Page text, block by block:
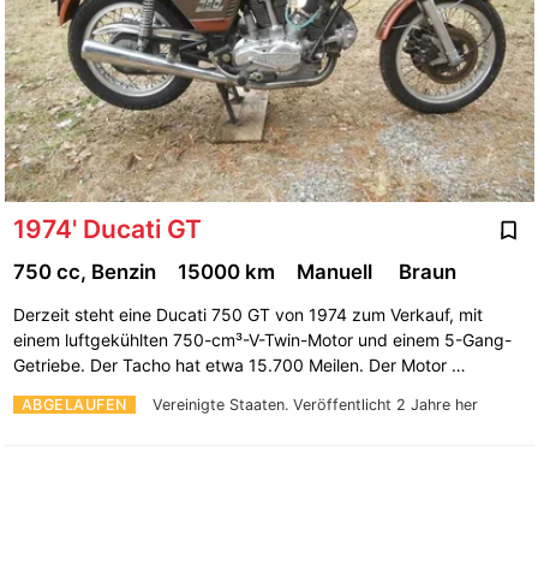
1974' Ducati GT
ABGELAUFEN Vereinigte Staaten. Veröffentlicht 2 Jahre her
750 cc, Benzin 15000 km Manuell Braun
Derzeit steht eine Ducati 750 GT von 1974 zum Verkauf, mit
einem luftgekühlten 750-cm³-V-Twin-Motor und einem 5-Gang-
Getriebe. Der Tacho hat etwa 15.700 Meilen. Der Motor …